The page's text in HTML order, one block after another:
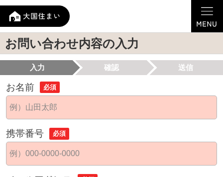
お問い合わせ内容の入力
入力 確認 送信
お名前 必須
携帯番号 必須